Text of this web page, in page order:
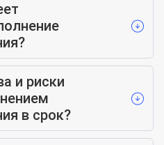
и риски
в срок?